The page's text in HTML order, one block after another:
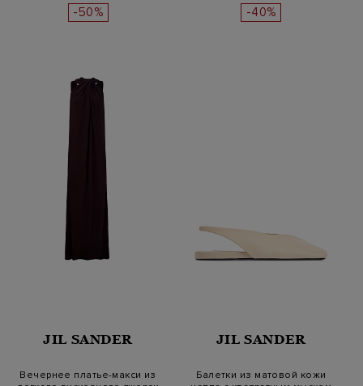
-50% -40%
JIL SANDER
Вечернее платье-макси из
JIL SANDER
Балетки из матовой кожи